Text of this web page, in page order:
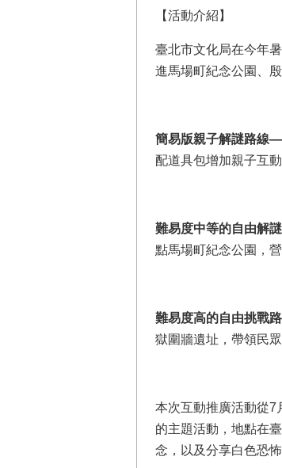
【活動介紹】
臺北市文化局在今年
進馬場町紀念公園、
簡易版親子解謎路線—
配道具包增加親子互
難易度中等的自由解
點馬場町紀念公園，
難易度高的自由挑戰
獄圍牆遺址，帶領民
本次互動推廣活動從7
的主題活動，地點在
念，以及分享白色恐